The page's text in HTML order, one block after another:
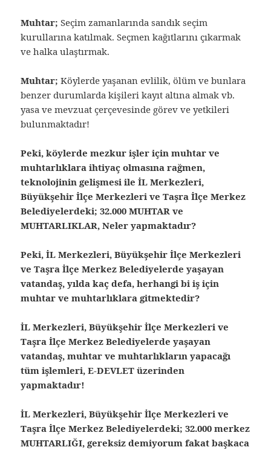
Muhtar;Seçim zamanlarında sandık seçim
kurullarına katılmak. Seçmen kağıtlarını çıkarmak
ve halka ulaştırmak.
Muhtar;Köylerde yaşanan evlilik, ölüm ve bunlara
benzer durumlarda kişileri kayıt altına almak vb.
yasa ve mevzuat çerçevesinde görev ve yetkileri
bulunmaktadır!
Peki, köylerde mezkur işler için muhtar ve
muhtarlıklara ihtiyaç olmasına rağmen,
teknolojinin gelişmesi ile İL Merkezleri,
Büyükşehir İlçe Merkezleri ve Taşra İlçe Merkez
Belediyelerdeki; 32.000 MUHTAR ve
MUHTARLIKLAR, Neler yapmaktadır?
Peki, İL Merkezleri, Büyükşehir İlçe Merkezleri
ve Taşra İlçe Merkez Belediyelerde yaşayan
vatandaş, yılda kaç defa, herhangi bi iş için
muhtar ve muhtarlıklara gitmektedir?
İL Merkezleri, Büyükşehir İlçe Merkezleri ve
Taşra İlçe Merkez Belediyelerde yaşayan
vatandaş, muhtar ve muhtarlıkların yapacağı
tüm işlemleri, E-DEVLET üzerinden
yapmaktadır!
İL Merkezleri, Büyükşehir İlçe Merkezleri ve
Taşra İlçe Merkez Belediyelerdeki; 32.000 merkez
MUHTARLIĞI, gereksiz demiyorum fakat başkaca